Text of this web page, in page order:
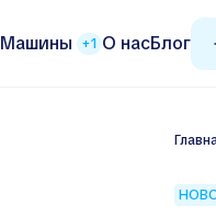
Машины +1 О насБлог